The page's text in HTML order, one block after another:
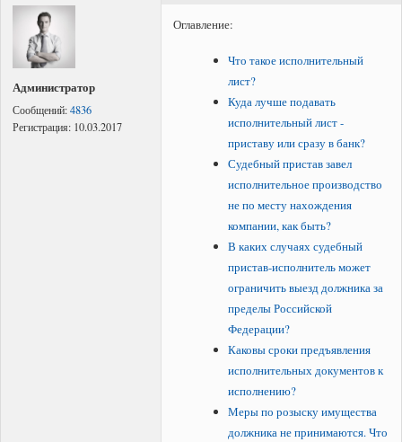
Администратор
Сообщений:4836
Регистрация: 10.03.2017
Оглавление:
Что такое исполнительный
лист?
Куда лучше подавать
исполнительный лист -
приставу или сразу в банк?
Судебный пристав завел
исполнительное производство
не по месту нахождения
компании, как быть?
В каких случаях судебный
пристав-исполнитель может
ограничить выезд должника за
пределы Российской
Федерации?
Каковы сроки предъявления
исполнительных документов к
исполнению?
Меры по розыску имущества
должника не принимаются. Что